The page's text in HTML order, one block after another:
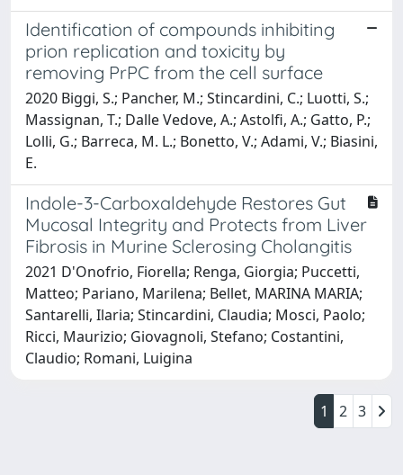
Identification of compounds inhibiting
prion replication and toxicity by
removing PrPC from the cell surface
2020 Biggi, S.; Pancher, M.; Stincardini, C.; Luotti, S.;
Massignan, T.; Dalle Vedove, A.; Astolfi, A.; Gatto, P.;
Lolli, G.; Barreca, M. L.; Bonetto, V.; Adami, V.; Biasini,
E.
Indole-3-Carboxaldehyde Restores Gut
Mucosal Integrity and Protects from Liver
Fibrosis in Murine Sclerosing Cholangitis
2021 D'Onofrio, Fiorella; Renga, Giorgia; Puccetti,
Matteo; Pariano, Marilena; Bellet, MARINA MARIA;
Santarelli, Ilaria; Stincardini, Claudia; Mosci, Paolo;
Ricci, Maurizio; Giovagnoli, Stefano; Costantini,
Claudio; Romani, Luigina
1 2 3